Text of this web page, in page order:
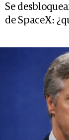
Se
de SpaceX: